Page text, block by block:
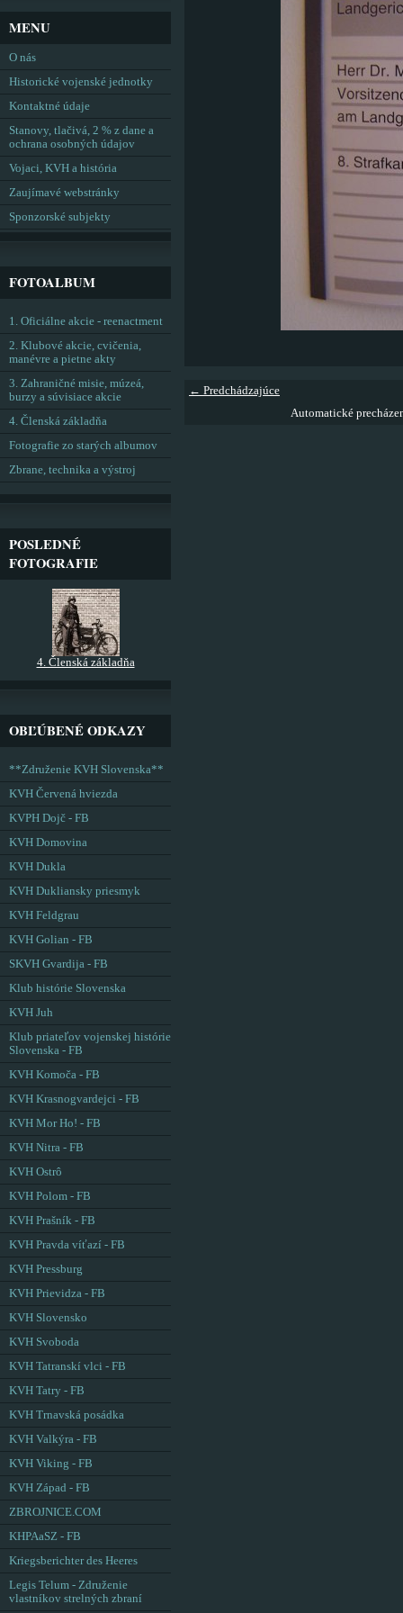
← Predchádzajúce
Automatické
MENU
O nás
Historické vojenské jednotky
Kontaktné údaje
Stanovy, tlačivá, 2 % z dane a
ochrana osobných údajov
Vojaci, KVH a história
Zaujímavé webstránky
Sponzorské subjekty
FOTOALBUM
1. Oficiálne akcie - reenactment
2. Klubové akcie, cvičenia,
manévre a pietne akty
3. Zahraničné misie, múzeá,
burzy a súvisiace akcie
4. Členská základňa
Fotografie zo starých albumov
Zbrane, technika a výstroj
POSLEDNÉ
FOTOGRAFIE
4. Členská základňa
OBĽÚBENÉ ODKAZY
**Združenie KVH Slovenska**
KVH Červená hviezda
KVPH Dojč - FB
KVH Domovina
KVH Dukla
KVH Dukliansky priesmyk
KVH Feldgrau
KVH Golian - FB
SKVH Gvardija - FB
Klub histórie Slovenska
KVH Juh
Klub priateľov vojenskej histórie
Slovenska - FB
KVH Komoča - FB
KVH Krasnogvardejci - FB
KVH Mor Ho! - FB
KVH Nitra - FB
KVH Ostrô
KVH Polom - FB
KVH Prašník - FB
KVH Pravda víťazí - FB
KVH Pressburg
KVH Prievidza - FB
KVH Slovensko
KVH Svoboda
KVH Tatranskí vlci - FB
KVH Tatry - FB
KVH Trnavská posádka
KVH Valkýra - FB
KVH Viking - FB
KVH Západ - FB
ZBROJNICE.COM
KHPAaSZ - FB
Kriegsberichter des Heeres
Legis Telum - Združenie
vlastníkov strelných zbraní